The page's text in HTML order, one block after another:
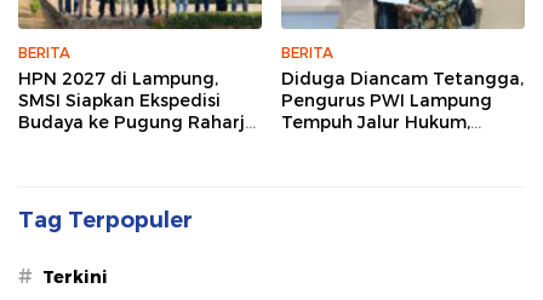
BERITA
HPN 2027 di Lampung,
SMSI Siapkan Ekspedisi
Budaya ke Pugung Raharjo
BERITA
Diduga Diancam Tetangga,
Pengurus PWI Lampung
Tempuh Jalur Hukum,
Tag Terpopuler
# Terkini